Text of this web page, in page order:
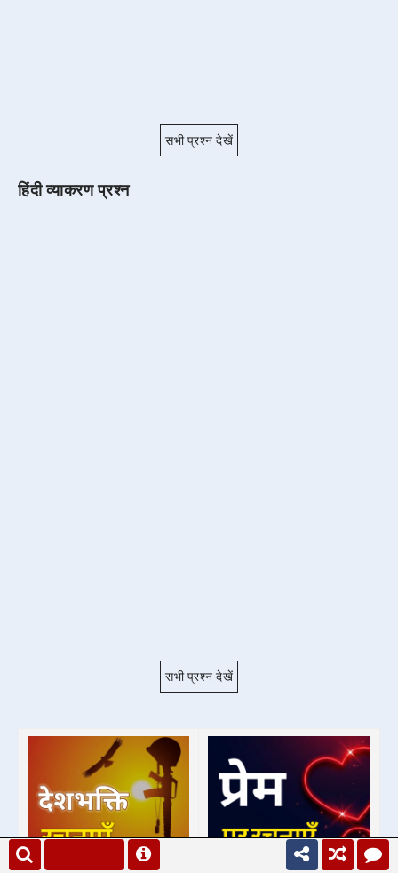
सभी प्रश्न देखें
हिंदी व्याकरण प्रश्न
सभी प्रश्न देखें